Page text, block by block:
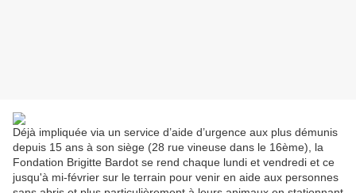
Déjà impliquée via un service d’aide d’urgence aux plus démunis
depuis 15 ans à son siège (28 rue vineuse dans le 16ème), la
Fondation Brigitte Bardot se rend chaque lundi et vendredi et ce
jusqu'à mi-février sur le terrain pour venir en aide aux personnes